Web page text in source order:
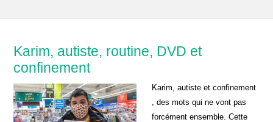
Karim, autiste, routine, DVD et
confinement
Karim, autiste et confinement
, des mots qui ne vont pas
forcément ensemble. Cette